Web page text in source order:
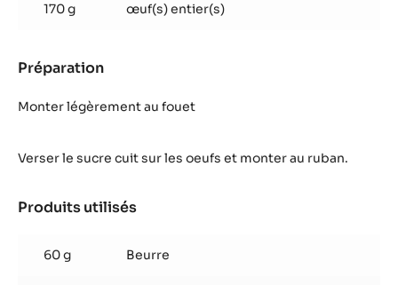
170 g œuf(s) entier(s)
Préparation
Monter légèrement au fouet
Verser le sucre cuit sur les oeufs et monter au ruban.
Produits utilisés
60 g Beurre